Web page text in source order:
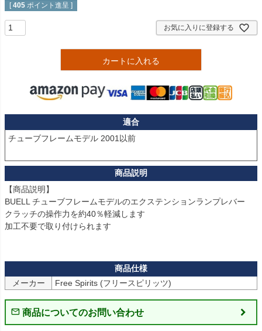
[ 405 ポイント進呈 ]
お気に入りに登録する
カートに入れる
適合
チューブフレームモデル 2001以前
【商品説明】
BUELL チューブフレームモデルのエクステンションランプレバー
クラッチの操作力を約40％軽減します
加工不要で取り付けられます
メーカー Free Spirits (フリースピリッツ)
商品についてのお問い合わせ